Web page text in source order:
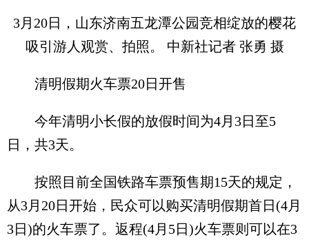
3月20日，山东济南五龙潭公园竞相绽放的樱花
吸引游人观赏、拍照。 中新社记者 张勇 摄
清明假期火车票20日开售
今年清明小长假的放假时间为4月3日至5
日，共3天。
按照目前全国铁路车票预售期15天的规定，
从3月20日开始，民众可以购买清明假期首日(4月
3日)的火车票了。返程(4月5日)火车票则可以在3